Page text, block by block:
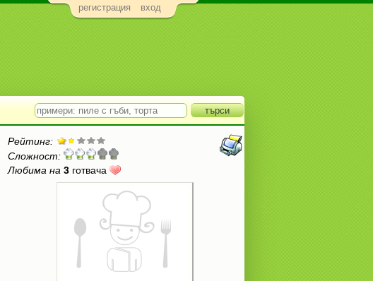
регистрация вход
Рейтинг:
Сложност:
Любима на 3 готвача